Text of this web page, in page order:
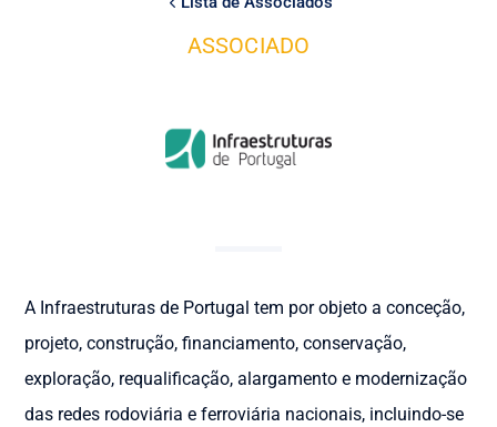
ASSOCIADO
A Infraestruturas de Portugal tem por objeto a conceção,
projeto, construção, financiamento, conservação,
exploração, requalificação, alargamento e modernização
das redes rodoviária e ferroviária nacionais, incluindo-se